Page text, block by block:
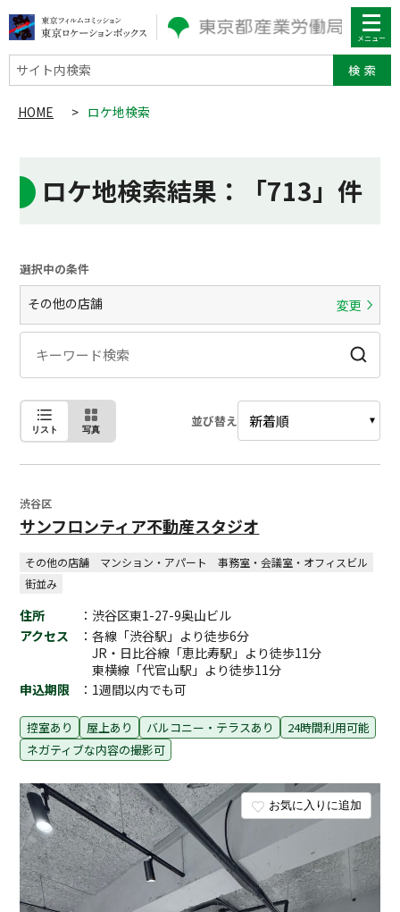
サイト内検索
HOME > ロケ地検索
ロケ地検索結果 ：「713」件
選択中の条件
その他の店舗
リスト 写真
並び替え
お気に入りに追加
渋谷区
サンフロンティア不動産スタジオ
その他の店舗 マンション・アパート
事務室・会議室・オフィスビル
街並み
住所
：渋谷区東1-27-9奥山ビル
アクセス
：各線「渋谷駅」より徒歩6分
JR・日比谷線「恵比寿駅」より徒歩11分
東横線「代官山駅」より徒歩11分
申込期限
：1週間以内でも可
控室あり 屋上あり バルコニー・テラスあり
24時間利用可能
ネガティブな内容の撮影可